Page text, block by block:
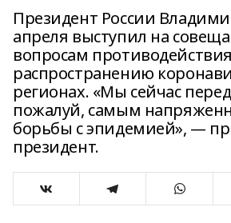
Президент России
апреля выступил на
вопросам противодействия
распространению
регионах. «Мы сейчас
пожалуй, самым
борьбы с эпидемией», —
президент.